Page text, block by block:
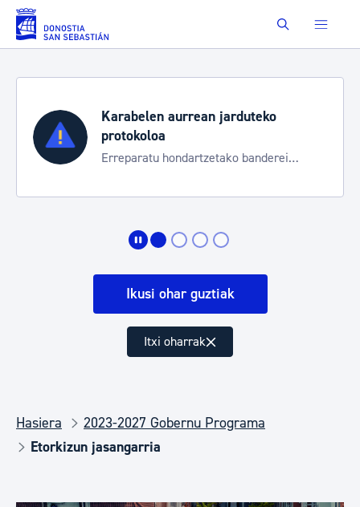
Eduki nagusira joan Buscar
Karabelen aurrean jarduteko
protokoloa
Erreparatu hondartzetako banderei
Ikusi ohar guztiak
Itxi oharrak
Hasiera
2023-2027 Gobernu Programa
Etorkizun jasangarria